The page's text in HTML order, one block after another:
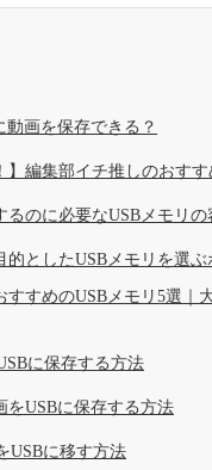
動画を保存できる？
】編集部イチ推しのおす
るのに必要なUSBメモリの
的としたUSBメモリを選ぶ
すすめのUSBメモリ5選｜
に保存する方法
をUSBに保存する方法
USBに移す方法